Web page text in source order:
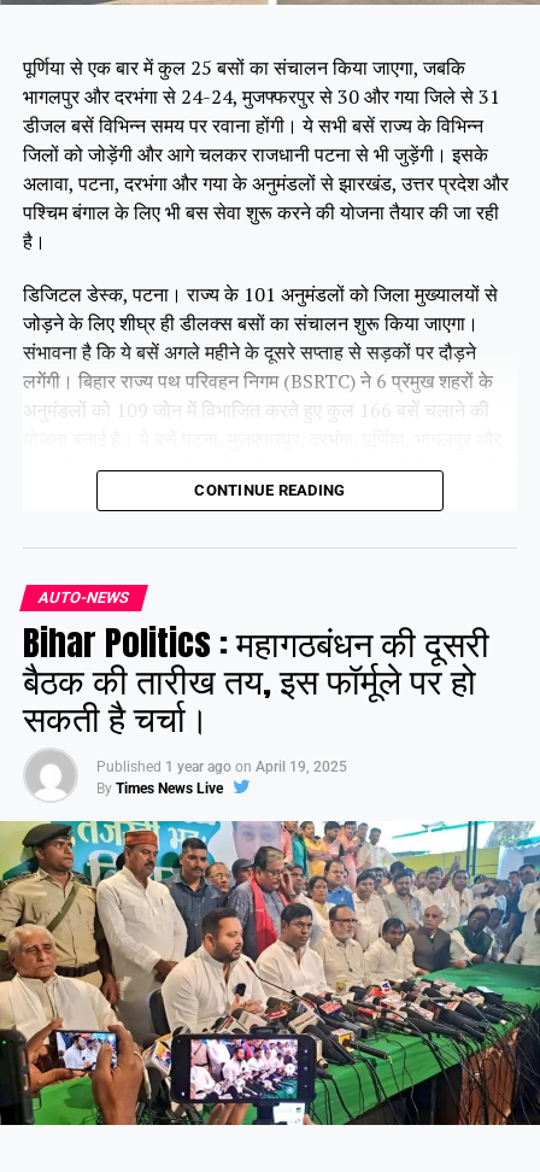
पूर्णिया से एक बार में कुल 25 बसों का संचालन किया जाएगा, जबकि
भागलपुर और दरभंगा से 24-24, मुजफ्फरपुर से 30 और गया जिले से 31
डीजल बसें विभिन्न समय पर रवाना होंगी। ये सभी बसें राज्य के विभिन्न
जिलों को जोड़ेंगी और आगे चलकर राजधानी पटना से भी जुड़ेंगी। इसके
अलावा, पटना, दरभंगा और गया के अनुमंडलों से झारखंड, उत्तर प्रदेश और
पश्चिम बंगाल के लिए भी बस सेवा शुरू करने की योजना तैयार की जा रही
है।
डिजिटल डेस्क, पटना। राज्य के 101 अनुमंडलों को जिला मुख्यालयों से
जोड़ने के लिए शीघ्र ही डीलक्स बसों का संचालन शुरू किया जाएगा।
संभावना है कि ये बसें अगले महीने के दूसरे सप्ताह से सड़कों पर दौड़ने
लगेंगी। बिहार राज्य पथ परिवहन निगम (BSRTC) ने 6 प्रमुख शहरों के
अनुमंडलों को 109 जोन में विभाजित करते हुए कुल 166 बसें चलाने की
गया की पंचायतों को उनके संबंधित जिला मुख्यालयों से जोड़ेंगी। इन बसों के
सभी रूट पहले ही तय किए जा चुके हैं। फिलहाल ये बसें परमिट प्रक्रिया में
Share this:
Facebook
Like this:
CONTINUE READING
AUTO-NEWS
Bihar Politics : महागठबंधन की दूसरी
बैठक की तारीख तय, इस फॉर्मूले पर हो
सकती है चर्चा।
Published 1 year ago on April 19, 2025
By Times News Live